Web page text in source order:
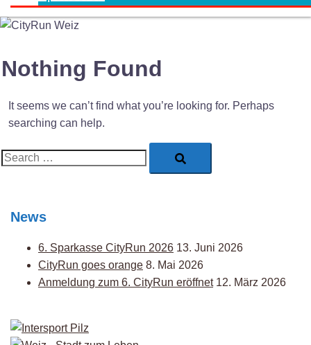
Nothing Found
It seems we can’t find what you’re looking for. Perhaps
searching can help.
Search…
News
6. Sparkasse CityRun 2026 13. Juni 2026
CityRun goes orange 8. Mai 2026
Anmeldung zum 6. CityRun eröffnet 12. März 2026